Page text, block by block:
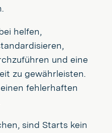
helfen,
und eine
zu gewährleisten.
fehlerhaften
sind Starts kein